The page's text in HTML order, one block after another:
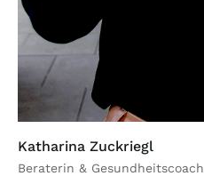
Katharina Zuckriegl
Beraterin & Gesundheitscoach